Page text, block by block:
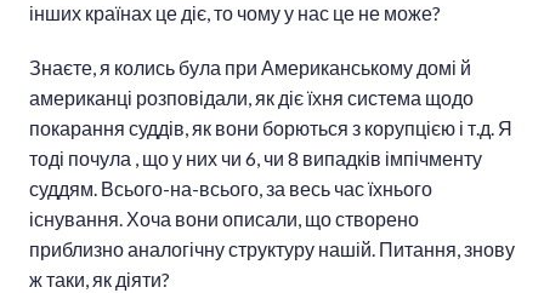
інших країнах це діє, то чому у нас це не може?
Знаєте, я колись була при Американському домі й
американці розповідали, як діє їхня система щодо
покарання суддів, як вони борються з корупцією і т.д. Я
тоді почула , що у них чи 6, чи 8 випадків імпічменту
суддям. Всього-на-всього, за весь час їхнього
існування. Хоча вони описали, що створено
приблизно аналогічну структуру нашій. Питання, знову
ж таки, як діяти?